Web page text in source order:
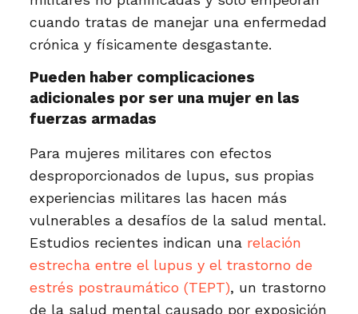
cuando tratas de manejar una enfermedad
crónica y físicamente desgastante.
Pueden haber complicaciones
adicionales por ser una mujer en las
fuerzas armadas
Para mujeres militares con efectos
desproporcionados de lupus, sus propias
experiencias militares las hacen más
vulnerables a desafíos de la salud mental.
Estudios recientes indican una relación
estrecha entre el lupus y el trastorno de
estrés postraumático (TEPT), un trastorno
de la salud mental causado por exposición